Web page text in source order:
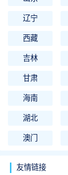
辽宁
西藏
吉林
甘肃
海南
湖北
澳门
友情链接